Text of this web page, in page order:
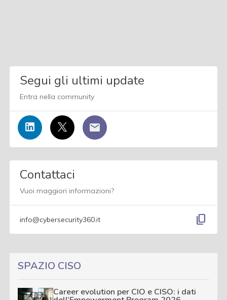
Segui gli ultimi update
Entra nella community
Contattaci
Vuoi maggiori informazioni?
info@cybersecurity360.it content_copy
SPAZIO CISO
Career evolution per CIO e CISO: i dati